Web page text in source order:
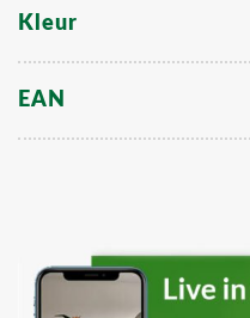
Kleur
EAN